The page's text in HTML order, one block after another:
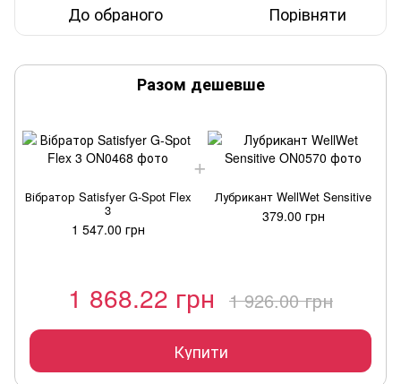
До обраного Порівняти
Разом дешевше
Вібратор Satisfyer G-Spot Flex
3
1 547.00 грн
Лубрикант WellWet Sensitive
379.00 грн
1 868.22 грн 1 926.00 грн
Купити